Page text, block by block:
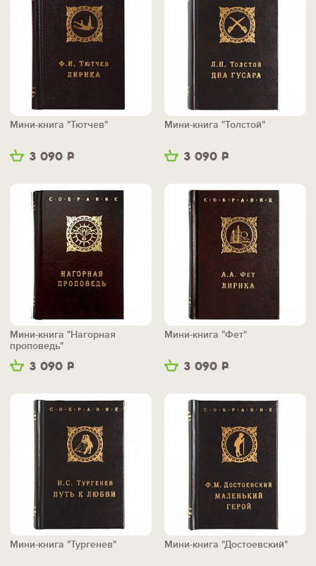
3 090 Р
Мини-книга "Тютчев"
3 090 Р
Мини-книга "Толстой"
3 090 Р
Мини-книга "Нагорная
проповедь"
3 090 Р
Мини-книга "Фет"
Мини-книга "Тургенев" Мини-книга "Достоевский"